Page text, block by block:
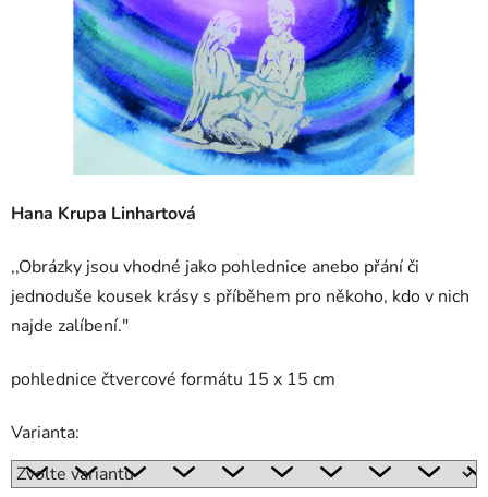
Hana Krupa Linhartová
,,Obrázky jsou vhodné jako pohlednice anebo přání či
jednoduše kousek krásy s příběhem pro někoho, kdo v nich
najde zalíbení."
pohlednice čtvercové formátu 15 x 15 cm
Varianta: